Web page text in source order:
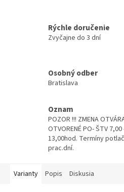
Rýchle doručenie
Zvyčajne do 3 dní
Osobný odber
Bratislava
Oznam
POZOR !!! ZMENA
OTVORENÉ PO- ŠTV
13,00hod. Termíny
prac.dní.
Varianty Popis Diskusia